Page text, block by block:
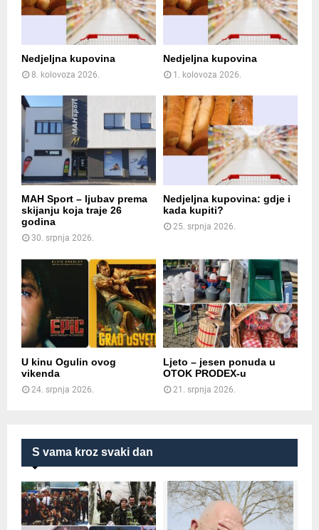
S vama kroz svaki dan
Nedjeljna kupovina
8. kolovoza 2026.
Nedjeljna kupovina
1. kolovoza 2026.
MAH Sport – ljubav prema
skijanju koja traje 26
godina
30. srpnja 2026.
Nedjeljna kupovina: gdje i
kada kupiti?
25. srpnja 2026.
U kinu Ogulin ovog
vikenda
24. srpnja 2026.
Ljeto – jesen ponuda u
OTOK PRODEX-u
21. srpnja 2026.